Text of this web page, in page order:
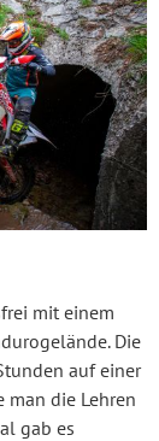
mit einem
Die
auf einer
man die Lehren
gab es